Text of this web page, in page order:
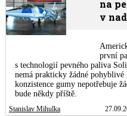
na
v
první
s technologií pevného paliva
nemá prakticky žádné
konzistence gumy nepotřebuje
bude někdy příště.
Stanislav Mihulka